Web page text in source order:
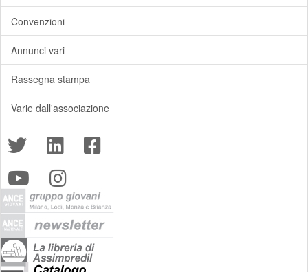
Convenzioni
Annunci vari
Rassegna stampa
Varie dall'associazione